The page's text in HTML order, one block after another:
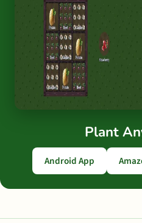
Plant
Android App